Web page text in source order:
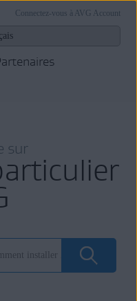
Connectez-vous à AVG Account
sur